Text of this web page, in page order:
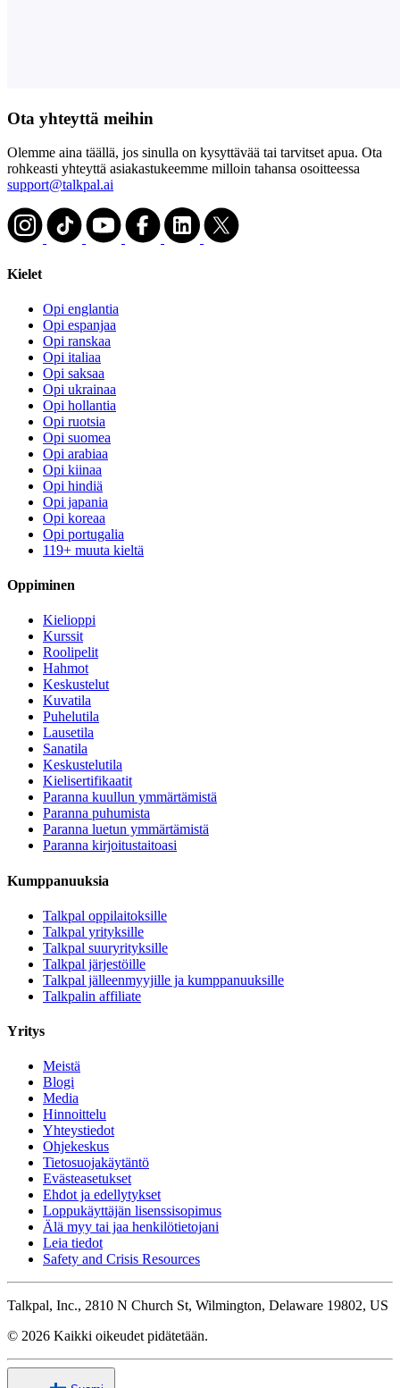
Ota yhteyttä meihin
Olemme aina täällä, jos sinulla on kysyttävää tai tarvitset apua. Ota
rohkeasti yhteyttä asiakastukeemme milloin tahansa osoitteessa
support@talkpal.ai
Kielet
Opi englantia
Opi espanjaa
Opi ranskaa
Opi italiaa
Opi saksaa
Opi ukrainaa
Opi hollantia
Opi ruotsia
Opi suomea
Opi arabiaa
Opi kiinaa
Opi hindiä
Opi japania
Opi koreaa
Opi portugalia
119+ muuta kieltä
Oppiminen
Kielioppi
Kurssit
Roolipelit
Hahmot
Keskustelut
Kuvatila
Puhelutila
Lausetila
Sanatila
Keskustelutila
Kielisertifikaatit
Paranna kuullun ymmärtämistä
Paranna puhumista
Paranna luetun ymmärtämistä
Paranna kirjoitustaitoasi
Kumppanuuksia
Talkpal oppilaitoksille
Talkpal yrityksille
Talkpal suuryrityksille
Talkpal järjestöille
Talkpal jälleenmyyjille ja kumppanuuksille
Talkpalin affiliate
Yritys
Meistä
Blogi
Media
Hinnoittelu
Yhteystiedot
Ohjekeskus
Tietosuojakäytäntö
Evästeasetukset
Ehdot ja edellytykset
Loppukäyttäjän lisenssisopimus
Älä myy tai jaa henkilötietojani
Leia tiedot
Safety and Crisis Resources
Talkpal, Inc., 2810 N Church St, Wilmington, Delaware 19802, US
© 2026 Kaikki oikeudet pidätetään.